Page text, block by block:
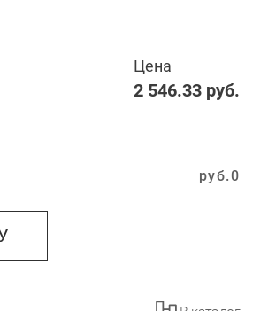
Цена
2 546.33 руб.
0
руб.